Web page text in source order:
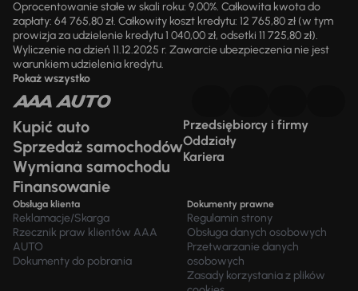
Oprocentowanie stałe w skali roku: 9,00%. Całkowita kwota do
zapłaty: 64 765,80 zł. Całkowity koszt kredytu: 12 765,80 zł (w tym
prowizja za udzielenie kredytu 1 040,00 zł, odsetki 11 725,80 zł).
Wyliczenie na dzień 11.12.2025 r. Zawarcie ubezpieczenia nie jest
warunkiem udzielenia kredytu.
Pokaż wszystko
Kupić auto
Sprzedaż samochodów
Wymiana samochodu
Finansowanie
Przedsiębiorcy i firmy
Oddziały
Kariera
Obsługa klienta
Reklamacje/Skarga
Rzecznik praw klientów AAA
AUTO
Dokumenty do pobrania
Dokumenty prawne
Regulamin strony
Obsługa danych osobowych
Przetwarzanie danych
osobowych
Zasady korzystania z plików